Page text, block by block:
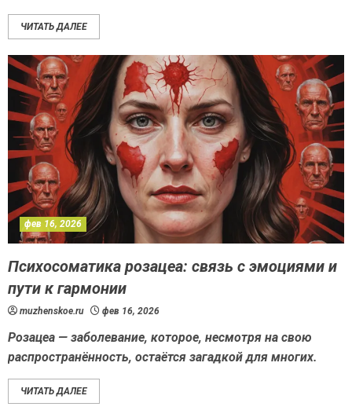
ЧИТАТЬ ДАЛЕЕ
фев 16, 2026
Психосоматика розацеа: связь с эмоциями и
пути к гармонии
muzhenskoe.ru фев 16, 2026
Розацеа — заболевание, которое, несмотря на свою
распространённость, остаётся загадкой для многих.
ЧИТАТЬ ДАЛЕЕ